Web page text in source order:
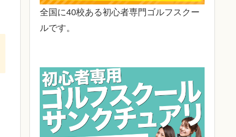
全国に40校ある初心者専門ゴルフスクー
ルです。